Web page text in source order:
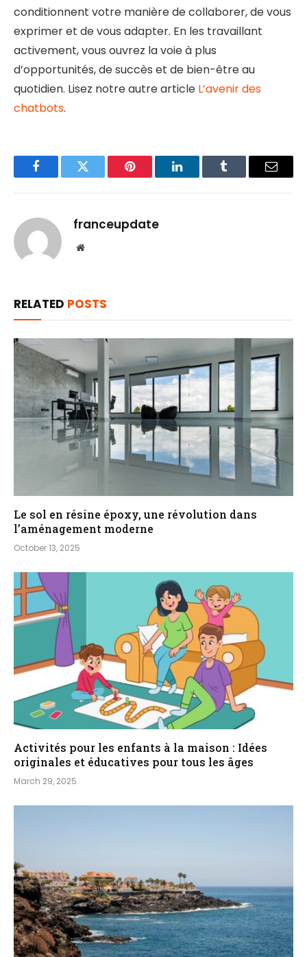
conditionnent votre manière de collaborer, de vous
exprimer et de vous adapter. En les travaillant
activement, vous ouvrez la voie à plus
d’opportunités, de succès et de bien-être au
quotidien. Lisez notre autre article L’avenir des
chatbots.
FacebookTwitter Pinterest LinkedInTumblr Email
franceupdate
Website
RELATED POSTS
Le sol en résine époxy, une révolution dans
l’aménagement moderne
October 13, 2025
Activités pour les enfants à la maison : Idées
originales et éducatives pour tous les âges
March 29, 2025